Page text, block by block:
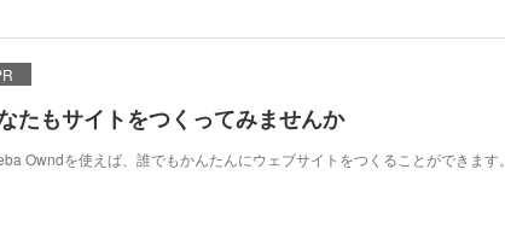
たもサイトをつくってみませんか
Owndを使えば、誰でもかんたんにウェブサイトをつくることができます。